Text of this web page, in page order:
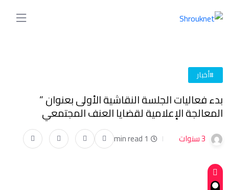
#أخبار
بدء فعاليات الجلسة النقاشية الأولى بعنوان ”
المعالجة الإعلامية لقضايا العنف المجتمعي
3 سنوات 1 min read